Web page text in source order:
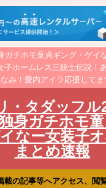
ガチホモ童貞ギング・ゲイ
子ホームレス三銃士伝説！
み！愛内アイラ応援してま
・タダッフル
身ガチホモ
なー女装子
まとめ速報
載の記事等へアクセス、閲